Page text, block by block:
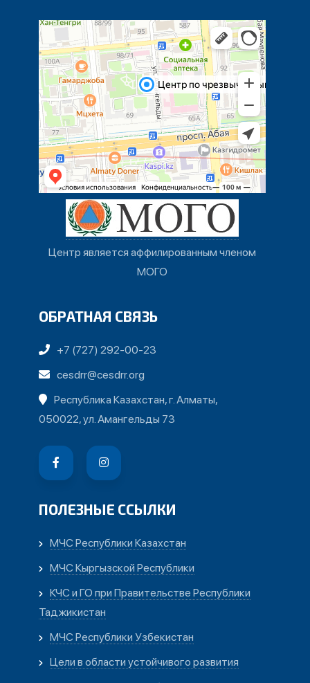
Центр является аффилированным членом
МОГО
ОБРАТНАЯ СВЯЗЬ
+7 (727) 292-00-23
cesdrr@cesdrr.org
Республика Казахстан, г. Алматы,
050022, ул. Амангельды 73
ПОЛЕЗНЫЕ ССЫЛКИ
МЧС Республики Казахстан
МЧС Кыргызской Республики
КЧС и ГО при Правительстве Республики
Таджикистан
МЧС Республики Узбекистан
Цели в области устойчивого развития